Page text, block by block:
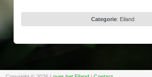
Categorie: Eiland